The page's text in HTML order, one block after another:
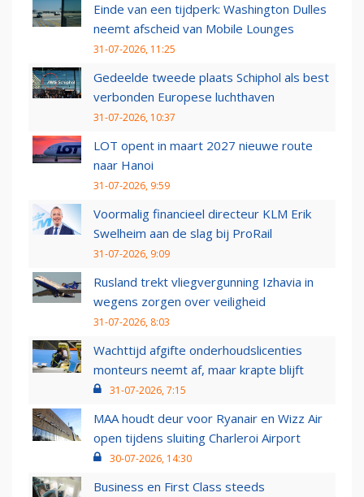
Einde van een tijdperk: Washington Dulles
neemt afscheid van Mobile Lounges
31-07-2026, 11:25
Gedeelde tweede plaats Schiphol als best
verbonden Europese luchthaven
31-07-2026, 10:37
LOT opent in maart 2027 nieuwe route
naar Hanoi
31-07-2026, 9:59
Voormalig financieel directeur KLM Erik
Swelheim aan de slag bij ProRail
31-07-2026, 9:09
Rusland trekt vliegvergunning Izhavia in
wegens zorgen over veiligheid
31-07-2026, 8:03
Wachttijd afgifte onderhoudslicenties
monteurs neemt af, maar krapte blijft
31-07-2026, 7:15
MAA houdt deur voor Ryanair en Wizz Air
open tijdens sluiting Charleroi Airport
30-07-2026, 14:30
Business en First Class steeds